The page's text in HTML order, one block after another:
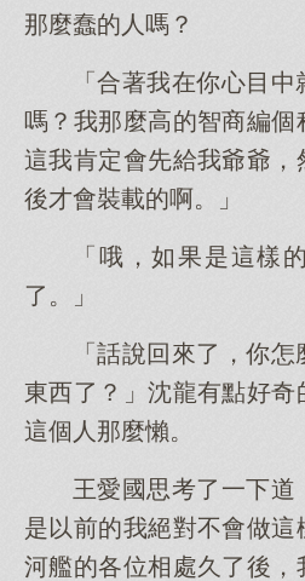
那麼蠢的人嗎？
「合著我在你心目
嗎？我那麼高的智商編個
這我肯定會先給我爺爺
後才會裝載的啊。」
「哦，如果是這樣
了。」
「話說回來了，你
東西了？」沈龍有點好奇
這個人那麼懶。
王愛國思考了一下道
是以前的我絕對不會做
河艦的各位相處久了後，